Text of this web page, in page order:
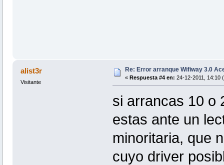
alist3r
Visitante
Re: Error arranque Wifiway 3.0
« Respuesta #4 en: 24-12-2011, 14:10
si arrancas 10 o
estas ante un
minoritaria, que
cuyo driver